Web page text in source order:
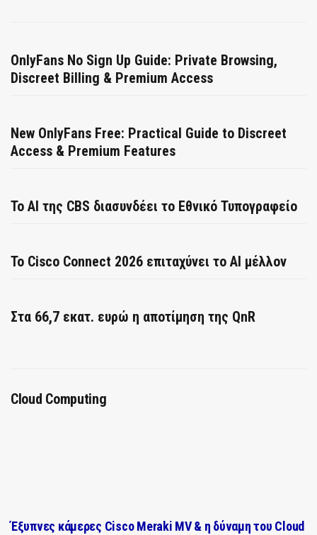
OnlyFans No Sign Up Guide: Private Browsing,
Discreet Billing & Premium Access
New OnlyFans Free: Practical Guide to Discreet
Access & Premium Features
Το AI της CBS διασυνδέει το Εθνικό Τυπογραφείο
Το Cisco Connect 2026 επιταχύνει το AI μέλλον
Στα 66,7 εκατ. ευρώ η αποτίμηση της QnR
Cloud Computing
Έξυπνες κάμερες Cisco Meraki MV & η δύναμη του Cloud